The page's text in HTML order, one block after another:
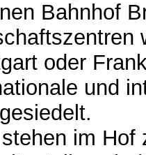
Bahnhof
oder
und
im Hof